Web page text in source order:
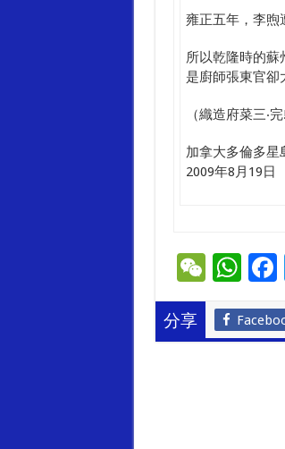
雍正五年，李煦
所以乾隆時的蘇
是廚師張東官卻
（織造府菜三‧完!
加拿大多倫多星
2009年8月19日
W
e
C
h
W
at
sA
分享